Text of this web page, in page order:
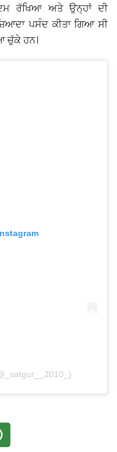
ਰੱਖਿਆ ਅਤੇ ਉਨ੍ਹਾਂ ਦੀ
ਪਸੰਦ ਕੀਤਾ ਗਿਆ ਸੀ
ਚੁੱਕੇ ਹਨ।